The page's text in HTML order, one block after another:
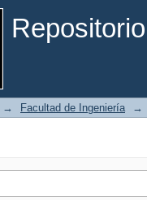
→ Facultad de Ingeniería →